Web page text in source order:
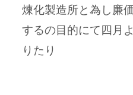
煉化製造所と為し廉
するの目的にて四月
りたり